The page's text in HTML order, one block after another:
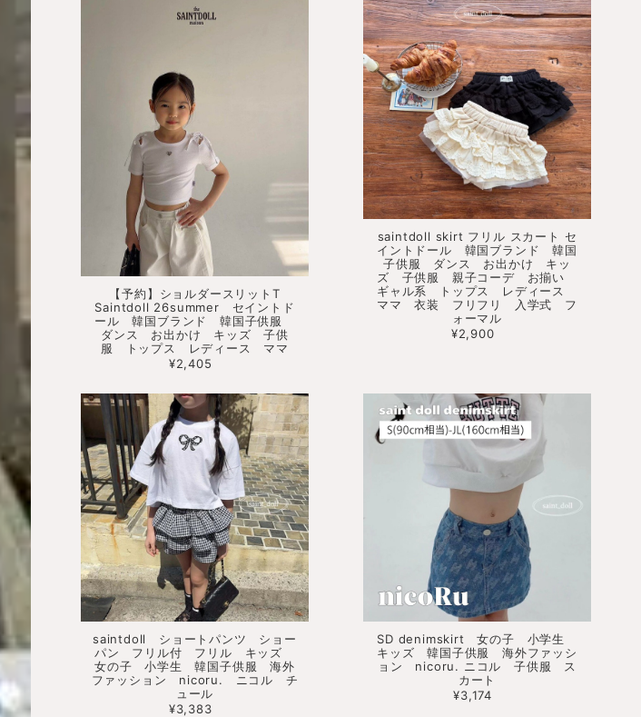
【予約】ショルダースリットT
Saintdoll 26summer セイントド
ール 韓国ブランド 韓国子供服
ダンス お出かけ キッズ 子供
服 トップス レディース ママ
¥2,405
saintdoll skirt フリル スカート セ
イントドール 韓国ブランド 韓国
子供服 ダンス お出かけ キッ
ズ 子供服 親子コーデ お揃い
ギャル系 トップス レディース
ママ 衣装 フリフリ 入学式 フ
ォーマル
¥2,900
saintdoll ショートパンツ ショー
パン フリル付 フリル キッズ
女の子 小学生 韓国子供服 海外
ファッション nicoru. ニコル チ
ュール
¥3,383
SD denimskirt 女の子 小学生
キッズ 韓国子供服 海外ファッシ
ョン nicoru. ニコル 子供服 ス
カート
¥3,174